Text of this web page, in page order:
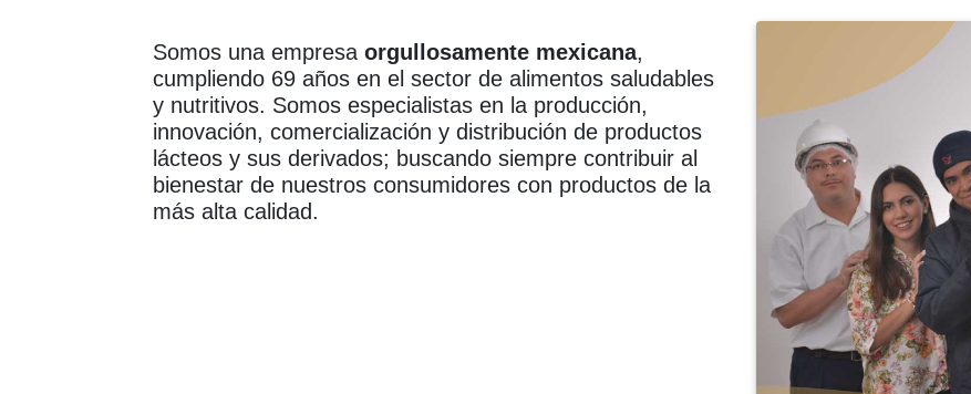
Somos una empresa orgullosamente mexicana,
cumpliendo 69 años en el sector de alimentos saludables
y nutritivos. Somos especialistas en la producción,
innovación, comercialización y distribución de productos
lácteos y sus derivados; buscando siempre contribuir al
bienestar de nuestros consumidores con productos de la
más alta calidad.